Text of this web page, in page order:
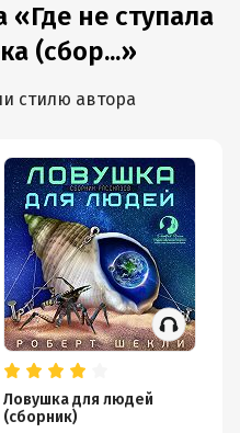
не ступала
(сбор...»
стилю автора
Ловушка для людей
(сборник)